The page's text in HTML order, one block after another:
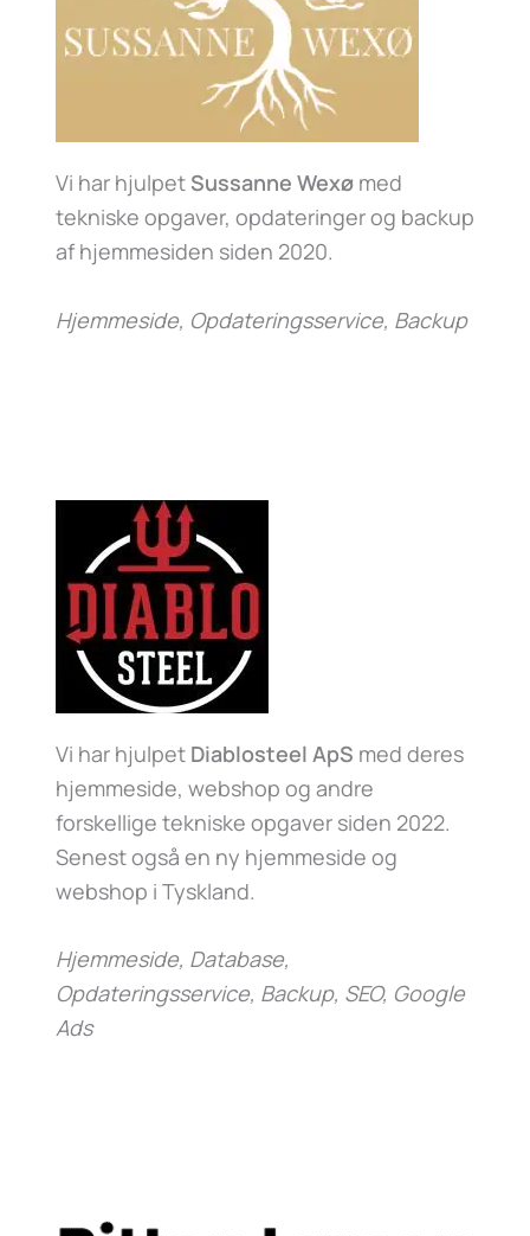
Vi har hjulpet Sussanne Wexø med
tekniske opgaver, opdateringer og backup
af hjemmesiden siden 2020.
Hjemmeside, Opdateringsservice, Backup
Vi har hjulpet Diablosteel ApS med deres
hjemmeside, webshop og andre
forskellige tekniske opgaver siden 2022.
Senest også en ny hjemmeside og
webshop i Tyskland.
Hjemmeside, Database,
Opdateringsservice, Backup, SEO, Google
Ads